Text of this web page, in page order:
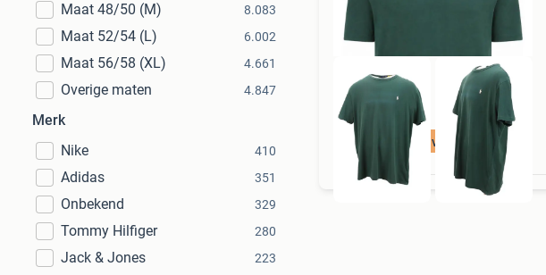
Maat 48/50 (M) 8.083
Maat 52/54 (L) 6.002
Maat 56/58 (XL) 4.661
Overige maten 4.847
Merk
Nike
410
Adidas 351
Onbekend 329
Tommy Hilfiger 280
Jack & Jones
223
Tot 75% voordeel